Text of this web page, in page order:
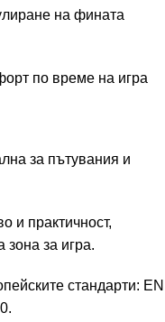
на фината
по време на игра
за пътувания и
и практичност,
зона за игра.
стандарти: EN